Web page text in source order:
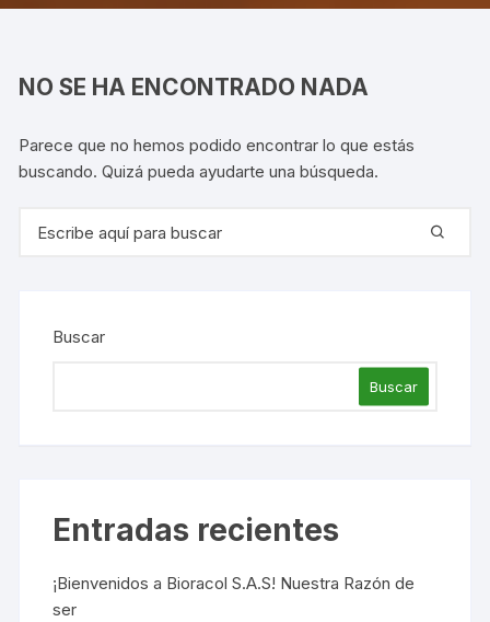
NO SE HA ENCONTRADO NADA
Parece que no hemos podido encontrar lo que estás
buscando. Quizá pueda ayudarte una búsqueda.
Buscar
Buscar
Entradas recientes
¡Bienvenidos a Bioracol S.A.S! Nuestra Razón de
ser